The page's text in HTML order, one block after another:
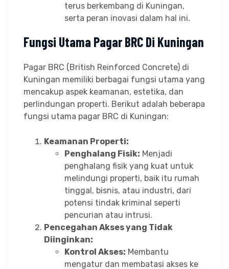
terus berkembang di Kuningan,
serta peran inovasi dalam hal ini.
Fungsi Utama Pagar BRC Di Kuningan
Pagar BRC (British Reinforced Concrete) di
Kuningan memiliki berbagai fungsi utama yang
mencakup aspek keamanan, estetika, dan
perlindungan properti. Berikut adalah beberapa
fungsi utama pagar BRC di Kuningan:
Keamanan Properti:
Penghalang Fisik: Menjadi
penghalang fisik yang kuat untuk
melindungi properti, baik itu rumah
tinggal, bisnis, atau industri, dari
potensi tindak kriminal seperti
pencurian atau intrusi.
Pencegahan Akses yang Tidak
Diinginkan:
Kontrol Akses: Membantu
mengatur dan membatasi akses ke